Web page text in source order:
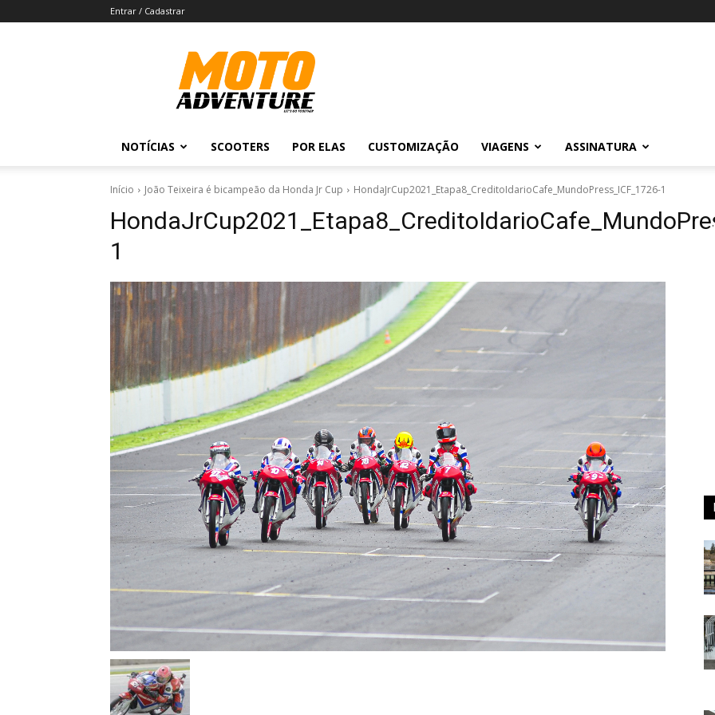
Entrar / Cadastrar
Revista
Moto
Adventure
NOTÍCIAS SCOOTERS POR ELAS CUSTOMIZAÇÃO VIAGENS ASSINATURA
Início João Teixeira é bicampeão da Honda Jr Cup HondaJrCup2021_Etapa8_CreditoIdarioCafe_MundoPress_ICF_1726-1
1